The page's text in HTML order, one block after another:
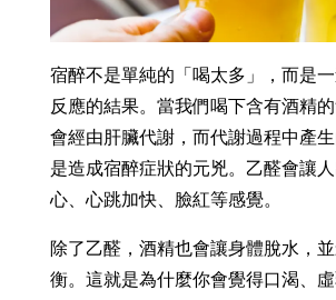
宿醉不是單純的「喝太多」，而是
反應的結果。當我們喝下含有酒精
會經由肝臟代謝，而代謝過程中產
是造成宿醉症狀的元兇。乙醛會讓
心、心跳加快、臉紅等感覺。
除了乙醛，酒精也會讓身體脫水，
衡。這就是為什麼你會覺得口渴、